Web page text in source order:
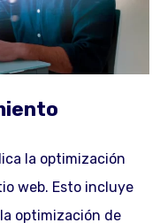
la optimización
web. Esto incluye
optimización de